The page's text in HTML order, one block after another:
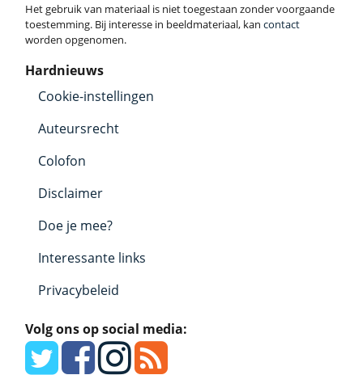
Het gebruik van materiaal is niet toegestaan zonder voorgaande
toestemming. Bij interesse in beeldmateriaal, kan contact
worden opgenomen.
Hardnieuws
Cookie-instellingen
Auteursrecht
Colofon
Disclaimer
Doe je mee?
Interessante links
Privacybeleid
Volg ons op social media: